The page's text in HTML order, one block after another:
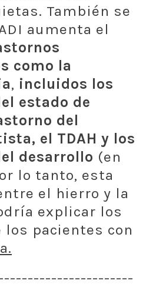
También se
aumenta el
como la
, incluidos los
estado de
del
el TDAH y los
desarrollo (en
lo tanto, esta
el hierro y la
explicar los
pacientes con